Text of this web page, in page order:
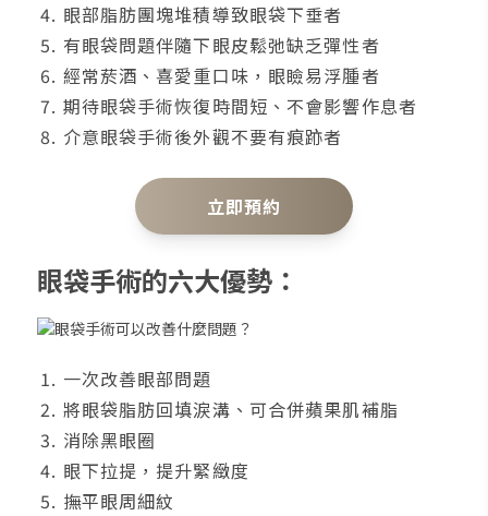
眼部脂肪團塊堆積導致眼袋下垂者
有眼袋問題伴隨下眼皮鬆弛缺乏彈性者
經常菸酒、喜愛重口味，眼瞼易浮腫者
期待眼袋手術恢復時間短、不會影響作息者
介意眼袋手術後外觀不要有痕跡者
立即預約
眼袋手術的六大優勢：
一次改善眼部問題
將眼袋脂肪回填淚溝、可合併蘋果肌補脂
消除黑眼圈
眼下拉提，提升緊緻度
撫平眼周細紋